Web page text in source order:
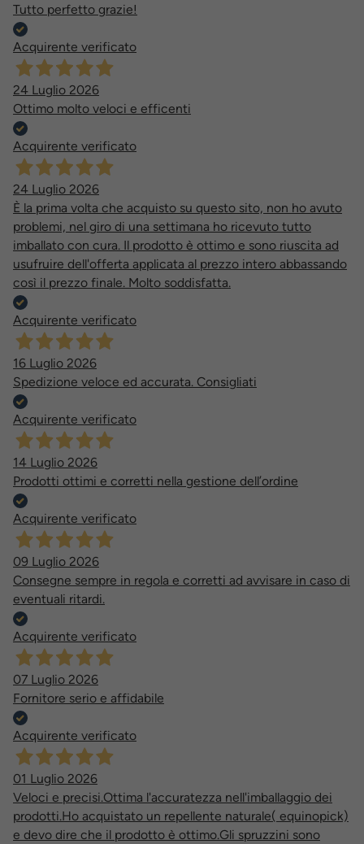
Tutto perfetto grazie!
Acquirente verificato
24 Luglio 2026
Ottimo molto veloci e efficenti
Acquirente verificato
24 Luglio 2026
È la prima volta che acquisto su questo sito, non ho avuto
problemi, nel giro di una settimana ho ricevuto tutto
imballato con cura. Il prodotto è ottimo e sono riuscita ad
usufruire dell'offerta applicata al prezzo intero abbassando
così il prezzo finale. Molto soddisfatta.
Acquirente verificato
16 Luglio 2026
Spedizione veloce ed accurata. Consigliati
Acquirente verificato
14 Luglio 2026
Prodotti ottimi e corretti nella gestione dell’ordine
Acquirente verificato
09 Luglio 2026
Consegne sempre in regola e corretti ad avvisare in caso di
eventuali ritardi.
Acquirente verificato
07 Luglio 2026
Fornitore serio e affidabile
Acquirente verificato
01 Luglio 2026
Veloci e precisi.Ottima l'accuratezza nell'imballaggio dei
prodotti.Ho acquistato un repellente naturale( equinopick)
e devo dire che il prodotto è ottimo.Gli spruzzini sono